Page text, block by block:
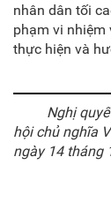
nhân dân tối
phạm vi nhiệm
thực hiện và
Nghị
hội chủ nghĩa
ngày 14 tháng